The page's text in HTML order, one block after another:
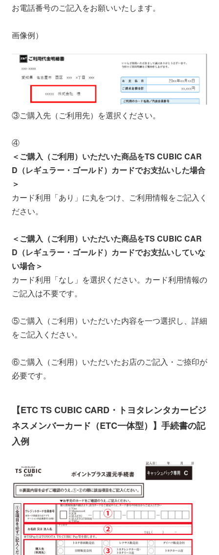
お電話番号のご記入をお願いいたします。
画像例）
③ご購入先（ご利用先）を選択ください。
④
＜ご購入（ご利用）いただいた商品をTS CUBIC CAR
D（レギュラー・ゴールド）カードでお支払いした場合
＞
カード利用「あり」に丸をつけ、ご利用情報をご記入く
ださい。
＜ご購入（ご利用）いただいた商品をTS CUBIC CAR
D（レギュラー・ゴールド）カードでお支払いしていな
い場合＞
カード利用「なし」を選択ください。カード利用情報の
ご記入は不要です。
⑤ご購入（ご利用）いただいた内容を一つ選択し、詳細
をご記入ください。
⑥ご購入（ご利用）いただいたお店のご記入・ご捺印が
必要です。
【ETC TS CUBIC CARD・トヨタレンタカービジ
ネスメンバーカード（ETC一体型）】手続書の記
入例